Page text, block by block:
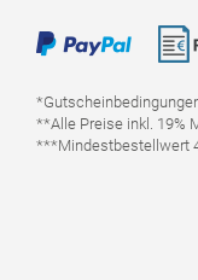
**Alle Preise inkl. 19%
***Mindestbestellwert